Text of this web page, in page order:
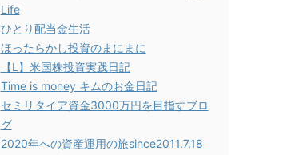
Life
ひとり配当金生活
ほったらかし投資のまにまに
【L】米国株投資実践日記
Time is money キムのお金日記
セミリタイア資金3000万円を目指すブロ
グ
2020年への資産運用の旅since2011.7.18